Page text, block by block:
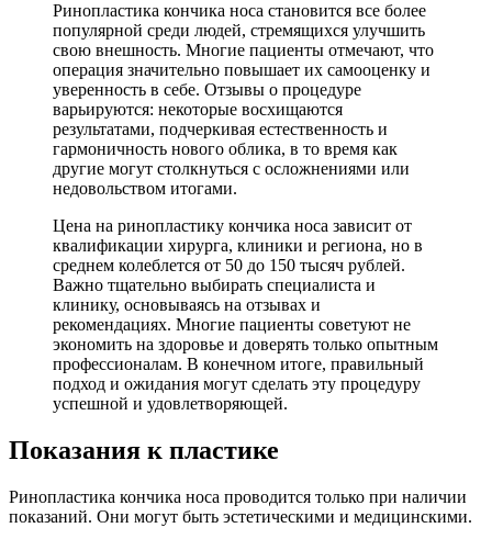
Ринопластика кончика носа становится все более
популярной среди людей, стремящихся улучшить
свою внешность. Многие пациенты отмечают, что
операция значительно повышает их самооценку и
уверенность в себе. Отзывы о процедуре
варьируются: некоторые восхищаются
результатами, подчеркивая естественность и
гармоничность нового облика, в то время как
другие могут столкнуться с осложнениями или
недовольством итогами.
Цена на ринопластику кончика носа зависит от
квалификации хирурга, клиники и региона, но в
среднем колеблется от 50 до 150 тысяч рублей.
Важно тщательно выбирать специалиста и
клинику, основываясь на отзывах и
рекомендациях. Многие пациенты советуют не
экономить на здоровье и доверять только опытным
профессионалам. В конечном итоге, правильный
подход и ожидания могут сделать эту процедуру
успешной и удовлетворяющей.
Показания к пластике
Ринопластика кончика носа проводится только при наличии
показаний. Они могут быть эстетическими и медицинскими.